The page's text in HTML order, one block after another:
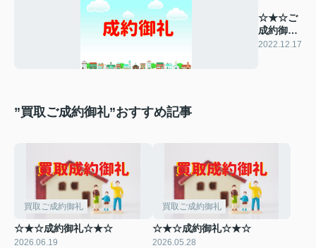
☆★☆ご
成約御礼
☆★☆
2022.12.17
”買取ご成約御礼”おすすめ記事
買取ご成約御礼
☆★☆成約御礼☆★☆
2026.06.19
買取ご成約御礼
☆★☆成約御礼☆★☆
2026.05.28